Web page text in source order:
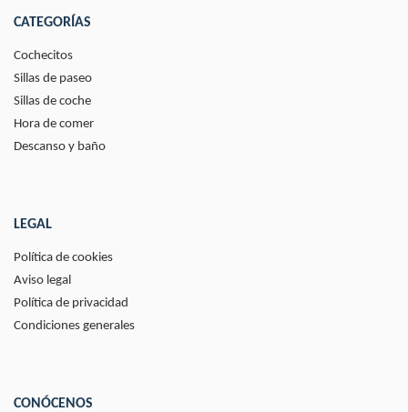
CATEGORÍAS
Cochecitos
Sillas de paseo
Sillas de coche
Hora de comer
Descanso y baño
LEGAL
Política de cookies
Aviso legal
Política de privacidad
Condiciones generales
CONÓCENOS